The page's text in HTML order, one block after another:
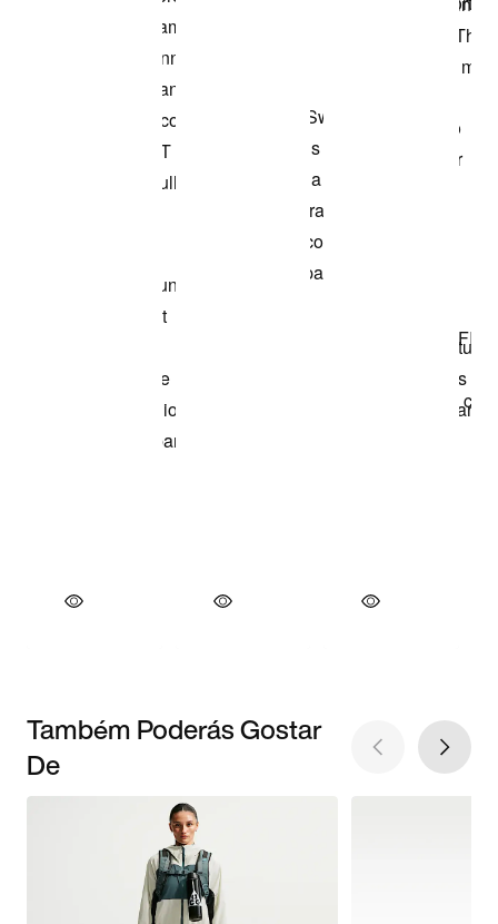
Também Poderás Gostar
De